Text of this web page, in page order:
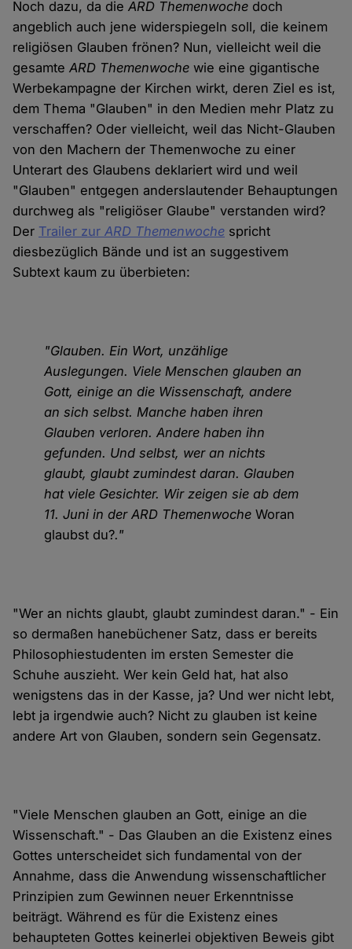
Noch dazu, da dieARD Themenwoche doch
angeblich auch jene widerspiegeln soll, die keinem
religiösen Glauben frönen? Nun, vielleicht weil die
gesamteARD Themenwoche wie eine gigantische
Werbekampagne der Kirchen wirkt, deren Ziel es ist,
dem Thema "Glauben" in den Medien mehr Platz zu
verschaffen? Oder vielleicht, weil das Nicht-Glauben
von den Machern der Themenwoche zu einer
Unterart des Glaubens deklariert wird und weil
"Glauben" entgegen anderslautender Behauptungen
durchweg als "religiöser Glaube" verstanden wird?
Der Trailer zurARD Themenwoche spricht
diesbezüglich Bände und ist an suggestivem
Subtext kaum zu überbieten:
"Glauben. Ein Wort, unzählige
Auslegungen. Viele Menschen glauben an
Gott, einige an die Wissenschaft, andere
an sich selbst. Manche haben ihren
Glauben verloren. Andere haben ihn
gefunden. Und selbst, wer an nichts
glaubt, glaubt zumindest daran. Glauben
hat viele Gesichter. Wir zeigen sie ab dem
11. Juni in der ARD ThemenwocheWoran
glaubst du?."
"Wer an nichts glaubt, glaubt zumindest daran." - Ein
so dermaßen hanebüchener Satz, dass er bereits
Philosophiestudenten im ersten Semester die
Schuhe auszieht. Wer kein Geld hat, hat also
wenigstens das in der Kasse, ja? Und wer nicht lebt,
lebt ja irgendwie auch? Nicht zu glauben ist keine
andere Art von Glauben, sondern sein Gegensatz.
"Viele Menschen glauben an Gott, einige an die
Wissenschaft." - Das Glauben an die Existenz eines
Gottes unterscheidet sich fundamental von der
Annahme, dass die Anwendung wissenschaftlicher
Prinzipien zum Gewinnen neuer Erkenntnisse
beiträgt. Während es für die Existenz eines
behaupteten Gottes keinerlei objektiven Beweis gibt